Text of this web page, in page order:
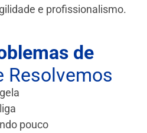
e profissionalismo.
de
Resolvemos
pouco